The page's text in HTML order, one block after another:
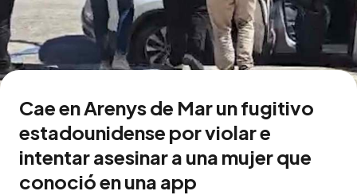
Cae en Arenys de Mar un fugitivo
estadounidense por violar e
intentar asesinar a una mujer que
conoció en una app